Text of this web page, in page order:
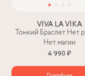
VIVA LA VIKA
Тонкий Браслет Нет
Нет магии
4 990 ₽